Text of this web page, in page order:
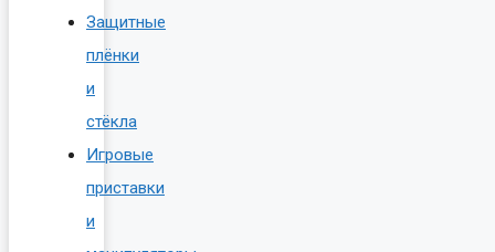
Защитные
плёнки
и
стёкла
Игровые
приставки
и